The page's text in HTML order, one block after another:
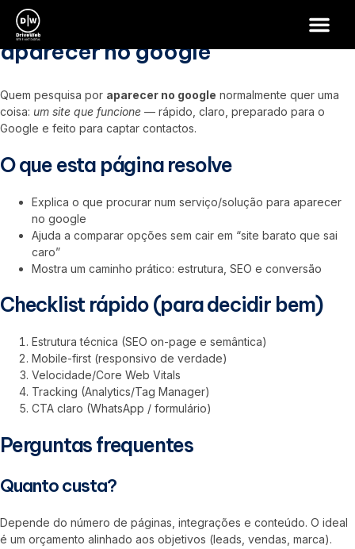
aparecer no google
Quem pesquisa por aparecer no google normalmente quer uma
coisa: um site que funcione — rápido, claro, preparado para o
Google e feito para captar contactos.
O que esta página resolve
Explica o que procurar num serviço/solução para aparecer
no google
Ajuda a comparar opções sem cair em “site barato que sai
caro”
Mostra um caminho prático: estrutura, SEO e conversão
Checklist rápido (para decidir bem)
Estrutura técnica (SEO on-page e semântica)
Mobile-first (responsivo de verdade)
Velocidade/Core Web Vitals
Tracking (Analytics/Tag Manager)
CTA claro (WhatsApp / formulário)
Perguntas frequentes
Quanto custa?
Depende do número de páginas, integrações e conteúdo. O ideal
é um orçamento alinhado aos objetivos (leads, vendas, marca).